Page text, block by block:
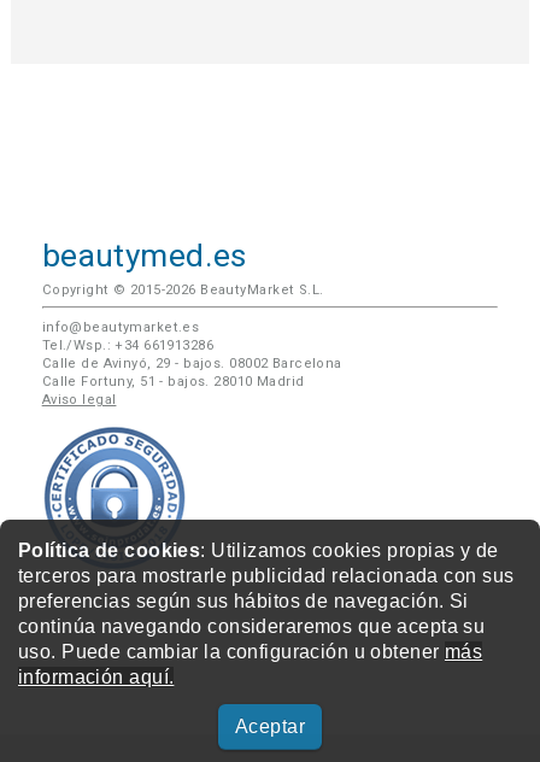
Política de cookies: Utilizamos cookies propias y de
terceros para mostrarle publicidad relacionada con sus
preferencias según sus hábitos de navegación. Si
continúa navegando consideraremos que acepta su
uso. Puede cambiar la configuración u obtener más
información aquí.
Aceptar
beautymed.es
Copyright © 2015-2026 BeautyMarket S.L.
info@beautymarket.es
Tel./Wsp.: +34 661913286
Calle de Avinyó, 29 - bajos. 08002 Barcelona
Calle Fortuny, 51 - bajos. 28010 Madrid
Aviso legal